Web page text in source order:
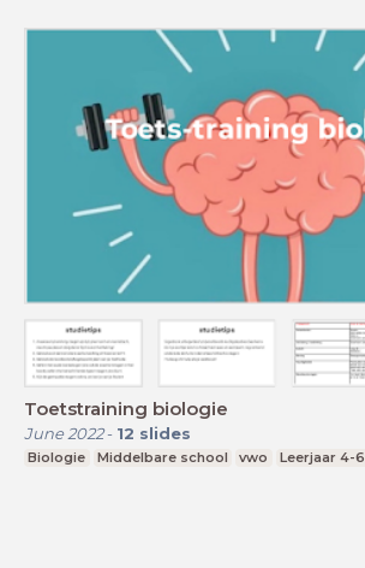
Toetstraining biologie
June 2022- 12 slides
Biologie Middelbare school vwo Leerjaar 4-6